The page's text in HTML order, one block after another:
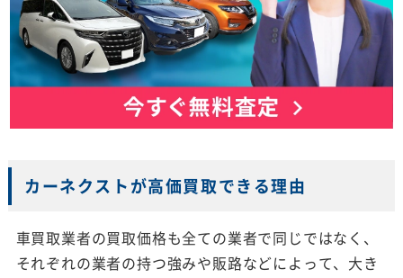
カーネクストが高価買取できる理由
車買取業者の買取価格も全ての業者で同じではなく、
それぞれの業者の持つ強みや販路などによって、大き